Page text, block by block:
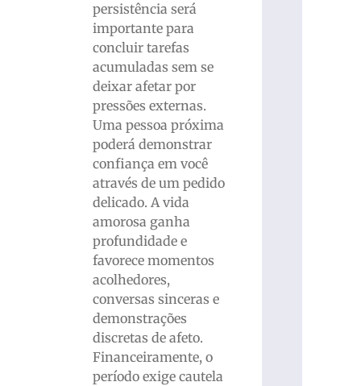
persistência será
importante para
concluir tarefas
acumuladas sem se
deixar afetar por
pressões externas.
Uma pessoa próxima
poderá demonstrar
confiança em você
através de um pedido
delicado. A vida
amorosa ganha
profundidade e
favorece momentos
acolhedores,
conversas sinceras e
demonstrações
discretas de afeto.
Financeiramente, o
período exige cautela